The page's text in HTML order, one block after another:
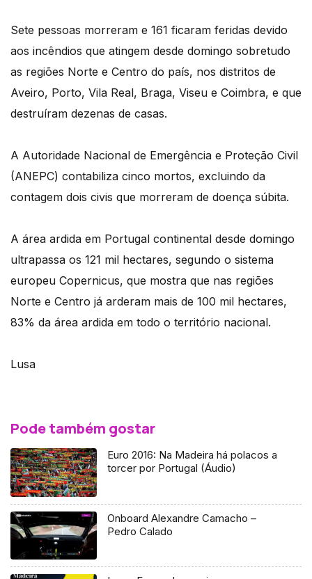
Sete pessoas morreram e 161 ficaram feridas devido
aos incêndios que atingem desde domingo sobretudo
as regiões Norte e Centro do país, nos distritos de
Aveiro, Porto, Vila Real, Braga, Viseu e Coimbra, e que
destruíram dezenas de casas.
A Autoridade Nacional de Emergência e Proteção Civil
(ANEPC) contabiliza cinco mortos, excluindo da
contagem dois civis que morreram de doença súbita.
A área ardida em Portugal continental desde domingo
ultrapassa os 121 mil hectares, segundo o sistema
europeu Copernicus, que mostra que nas regiões
Norte e Centro já arderam mais de 100 mil hectares,
83% da área ardida em todo o território nacional.
Lusa
Pode também gostar
Euro 2016: Na Madeira há polacos a
torcer por Portugal (Áudio)
Onboard Alexandre Camacho –
Pedro Calado